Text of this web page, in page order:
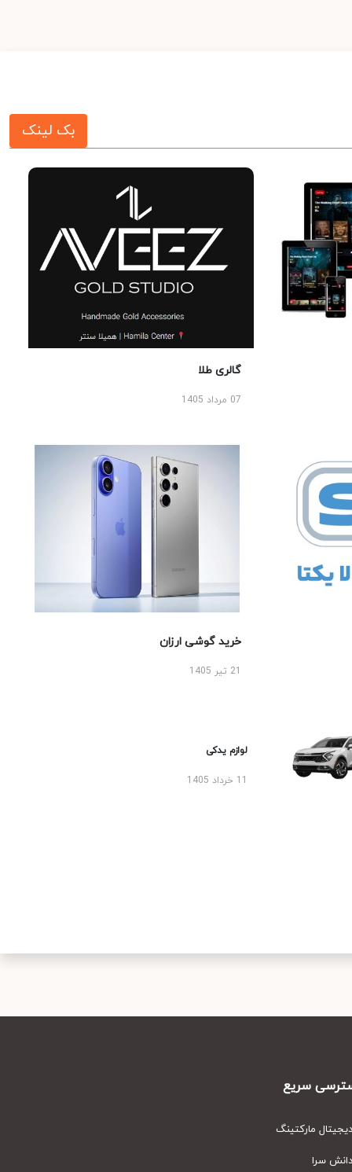
بک لینک
گالری طلا
07 مرداد 1405
خرید گوشی ارزان
لوازم یدکی
سریع
مارکتینگ
سرا